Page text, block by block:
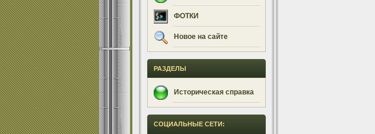
ФОТКИ
Новое на сайте
РАЗДЕЛЫ
Историческая справка
СОЦИАЛЬНЫЕ СЕТИ: